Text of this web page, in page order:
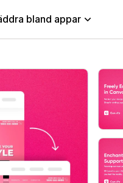
bland appar